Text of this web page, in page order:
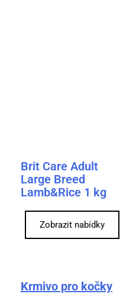
Brit Care Adult
Large Breed
Lamb&Rice 1 kg
Zobrazit nabídky
Krmivo pro kočky